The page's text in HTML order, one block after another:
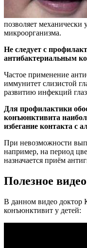
позволяет механически
микроорганизма.
Не следует с
антибактериальным
Частое применение
иммунитет слизистой
развитию инфекций
Для профилактики
конъюнктивита
избегание контакта с
При невозможности
например, на период
назначается приём
Полезное видео
В данном видео доктор
конъюнктивит у детей: